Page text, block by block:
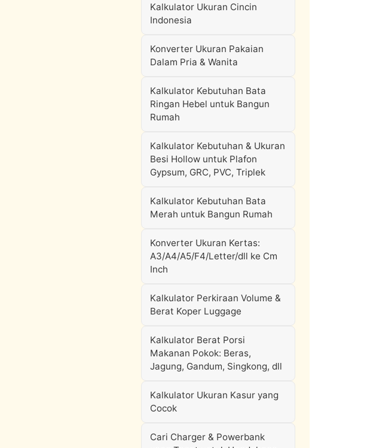
Kalkulator Ukuran Cincin
Indonesia
Konverter Ukuran Pakaian
Dalam Pria & Wanita
Kalkulator Kebutuhan Bata
Ringan Hebel untuk Bangun
Rumah
Kalkulator Kebutuhan & Ukuran
Besi Hollow untuk Plafon
Gypsum, GRC, PVC, Triplek
Kalkulator Kebutuhan Bata
Merah untuk Bangun Rumah
Konverter Ukuran Kertas:
A3/A4/A5/F4/Letter/dll ke Cm
Inch
Kalkulator Perkiraan Volume &
Berat Koper Luggage
Kalkulator Berat Porsi
Makanan Pokok: Beras,
Jagung, Gandum, Singkong, dll
Kalkulator Ukuran Kasur yang
Cocok
Cari Charger & Powerbank